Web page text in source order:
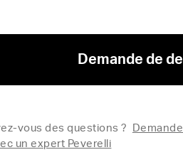
Demande de
vous des questions ?
un expert Peverelli